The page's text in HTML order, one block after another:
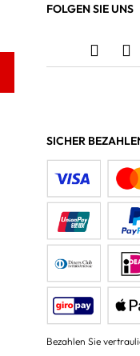
FOLGEN SIE UNS
SICHER
Bezahlen Sie